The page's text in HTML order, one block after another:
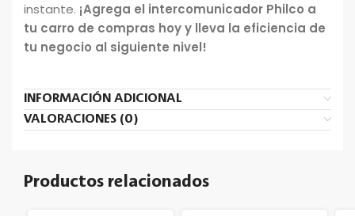
instante. ¡Agrega el intercomunicador Philco a
tu carro de compras hoy y lleva la eficiencia de
tu negocio al siguiente nivel!
INFORMACIÓN ADICIONAL
VALORACIONES (0)
Productos relacionados